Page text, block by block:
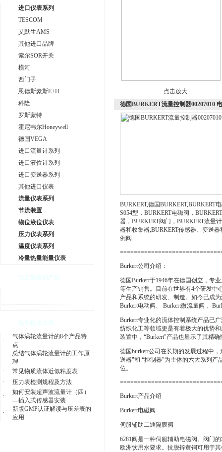
进口仪表系列
TESCOM
艾默生AMS
其他进口品牌
索尔SOR开关
横河
西门子
恩德斯豪斯E+H
科隆
罗斯蒙特
霍尼韦尔Honeywell
德国VEGA
进口流量计系列
进口液位计系列
进口变送器系列
其他进口仪表
流量仪表系列
节流装置
物位液位仪表
压力仪表系列
温度仪表系列
冷量热量能量仪表
点击量多的产品
·
较早技术文章
·
气体涡轮流量计的8个产品特
点
·
总结气体涡轮流量计的工作原
理
·
常见物质流体近似粘度表
·
压力表检测规程及方法
·
如何安装超声波流量计（四）
—插入式传感器安装
·
新版GMP认证解读与压差表的
应用
点击放大
德国BURKERT流量控制器00207010
BURKERT,德国BURKERT,BURKERT
S054型，BURKERT电磁阀，
器，BURKERT阀门，BURKERT流量
器和收集器,BURKERT传感器、变送
例阀
Burkert公司介绍：
德国Burkert于1946年在德国创立，专
等生产销售。目前在世界有4个研发中
产品和系统的研发、制造。如今已成
Burkert电动阀、 Burkert微流量阀 、
Burkert专业化的流体控制系统产品已
纺织化工等领域更是有着极大的优势
装置中，“Burkert"产品也显示了其精确
德国burkert公司在长期的发展过程中
送器"和 “控制器"为主体的六大系列产
位。
Burkert产品介绍
Burkert电磁阀
伺服辅助二通隔膜阀
6281阀是一种伺服辅助电磁阀。阀门
欧洲饮用水要求。抗脱锌黄铜可用于